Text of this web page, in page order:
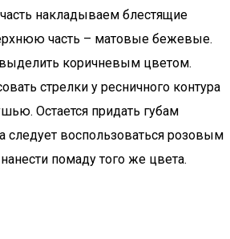
накладываем блестящие
часть – матовые бежевые.
коричневым цветом.
стрелки у ресничного контура
Остается придать губам
следует воспользоваться розовым
помаду того же цвета.